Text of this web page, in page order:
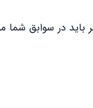
باید در سوابق شما